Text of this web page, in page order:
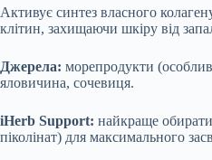
Активує синтез власного
клітин, захищаючи шкіру від
Джерела: морепродукти
яловичина, сочевиця.
iHerb Support: найкраще
піколінат) для максимального